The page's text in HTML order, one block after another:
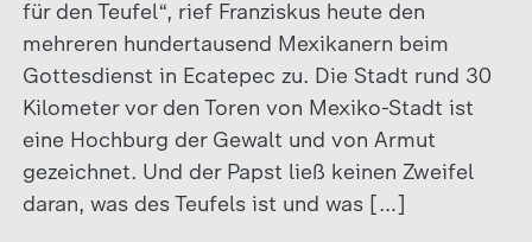
für den Teufel“, rief Franziskus heute den
mehreren hundertausend Mexikanern beim
Gottesdienst in Ecatepec zu. Die Stadt rund 30
Kilometer vor den Toren von Mexiko-Stadt ist
eine Hochburg der Gewalt und von Armut
gezeichnet. Und der Papst ließ keinen Zweifel
daran, was des Teufels ist und was […]